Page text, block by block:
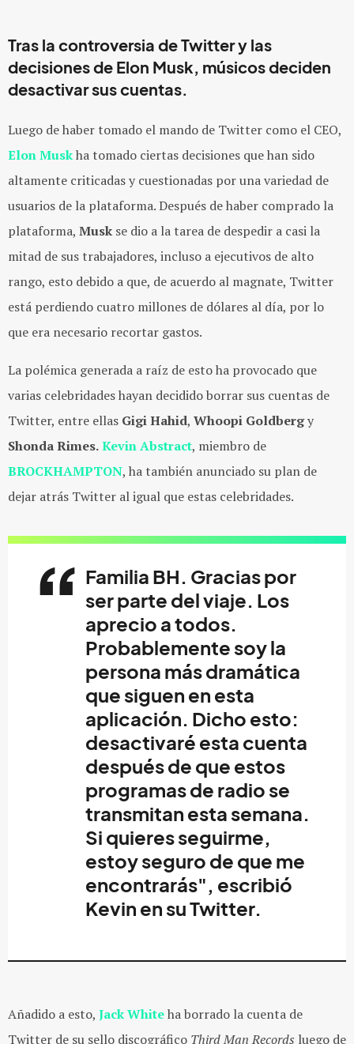
Tras la controversia de Twitter y las
decisiones de Elon Musk, músicos deciden
desactivar sus cuentas.
Luego de haber tomado el mando de Twitter como el CEO,
Elon Muskha tomado ciertas decisiones que han sido
altamente criticadas y cuestionadas por una variedad de
usuarios de la plataforma. Después de haber comprado la
plataforma, Musk se dio a la tarea de despedir a casi la
mitad de sus trabajadores, incluso a ejecutivos de alto
rango, esto debido a que, de acuerdo al magnate, Twitter
está perdiendo cuatro millones de dólares al día, por lo
que era necesario recortar gastos.
La polémica generada a raíz de esto ha provocado que
varias celebridades hayan decidido borrar sus cuentas de
Twitter, entre ellas Gigi Hahid, Whoopi Goldbergy
Shonda Rimes.Kevin Abstract, miembro de
BROCKHAMPTON, ha también anunciado su plan de
dejar atrás Twitter al igual que estas celebridades.
Familia BH. Gracias por
ser parte del viaje. Los
aprecio a todos.
Probablemente soy la
persona más dramática
que siguen en esta
aplicación. Dicho esto:
desactivaré esta cuenta
después de que estos
programas de radio se
transmitan esta semana.
Si quieres seguirme,
estoy seguro de que me
encontrarás", escribió
Kevin en su Twitter.
Añadido a esto, Jack Whiteha borrado la cuenta de
Twitter de su sello discográfico Third Man Records luego de